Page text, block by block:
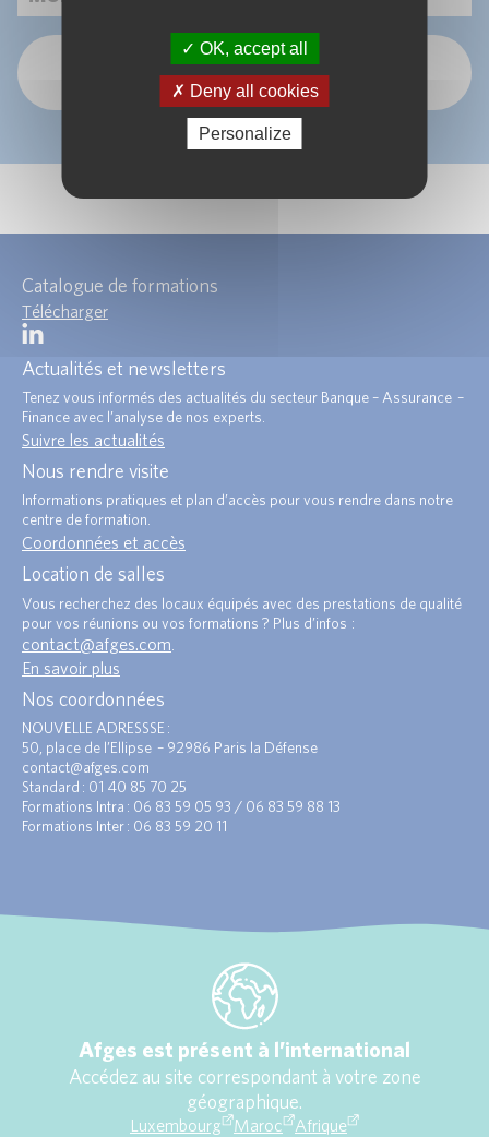
OK
Catalogue de formations
Télécharger
Actualités et newsletters
Tenez vous informés des actualités du secteur Banque – Assurance –
Finance avec l’analyse de nos experts.
Suivre les actualités
Nous rendre visite
Informations pratiques et plan d’accès pour vous rendre dans notre
centre de formation.
Coordonnées et accès
Location de salles
Vous recherchez des locaux équipés avec des prestations de qualité
pour vos réunions ou vos formations ? Plus d’infos :
contact@afges.com
En savoir plus
Nos coordonnées
NOUVELLE ADRESSSE :
50, place de l’Ellipse – 92986 Paris la Défense
contact@afges.com
Standard : 01 40 85 70 25
Formations Intra : 06 83 59 05 93 / 06 83 59 88 13
Formations Inter : 06 83 59 20 11
Afges est présent à l’international
Accédez au site correspondant à votre zone
géographique.
Luxembourg Maroc Afrique
OK, accept all
Deny all cookies
Personalize